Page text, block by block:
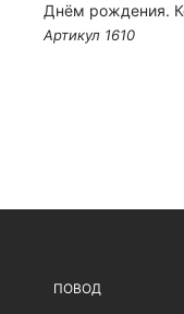
Днём рождения.
Артикул 1610
ПОВОД